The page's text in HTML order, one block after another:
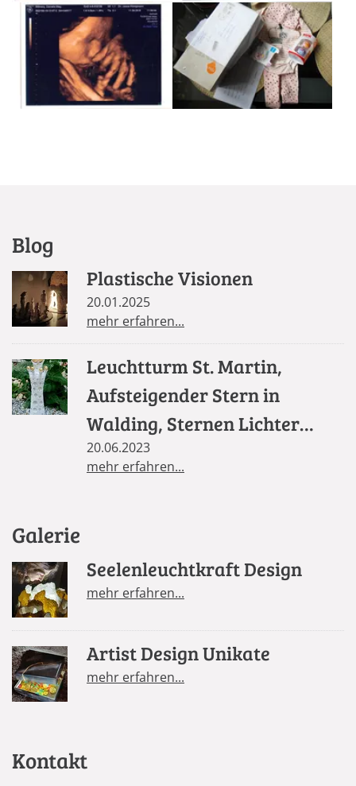
Blog
Plastische Visionen
20.01.2025
mehr erfahren...
Leuchtturm St. Martin,
Aufsteigender Stern in
Walding, Sternen Lichter
Säule in St. Florian
20.06.2023
mehr erfahren...
Galerie
Seelenleuchtkraft Design
mehr erfahren...
Artist Design Unikate
mehr erfahren...
Kontakt